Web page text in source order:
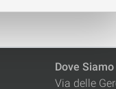
Dove Siamo
Via delle